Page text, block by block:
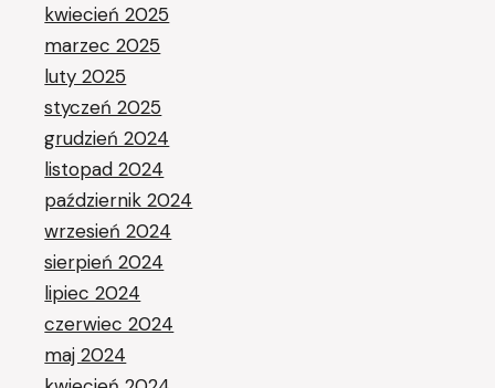
kwiecień 2025
marzec 2025
luty 2025
styczeń 2025
grudzień 2024
listopad 2024
październik 2024
wrzesień 2024
sierpień 2024
lipiec 2024
czerwiec 2024
maj 2024